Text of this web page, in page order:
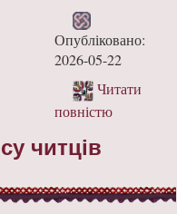
Опубліковано:
2026-05-22
Читати
повністю
читців